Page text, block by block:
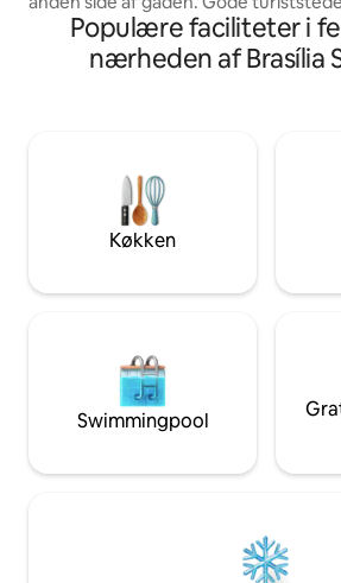
at gå til fods. Charmerende, fint
indrettet og møbleret enhed. På den
højeste etage med en smuk udsigt
god hvile. Smart-tv. Garage.
Swimmingpool, fitnesscenter, sauna og
restaurant. Indtjekning 24 timer i
receptionen.
Populære faciliteter i
nærheden af Brasília
Køkken
Swimmingpool